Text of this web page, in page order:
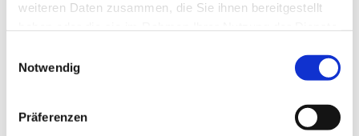
weiteren Daten zusammen, die Sie ihnen bereitgestellt
Notwendig
Präferenzen
Nightwalk-Anfrage
Name*